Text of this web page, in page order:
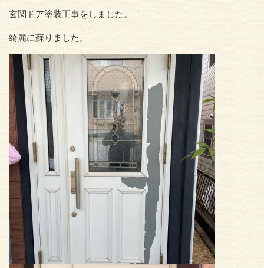
玄関ドア塗装工事をしました。
綺麗に蘇りました。